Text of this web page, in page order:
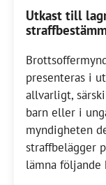
Utkast till
presenteras i
allvarligt,
barn eller i
myndigheten
straffbelägger
lämna följande